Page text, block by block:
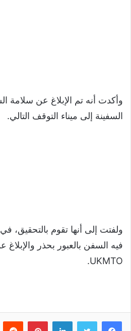
وأكدت أنه تم الإبلاغ عن سلامة
السفينة إلى ميناء التوقف التالي.
ولفتت إلى أنها تقوم
فيه السفن بالعبور بحذر
UKMTO.
لينكدإن